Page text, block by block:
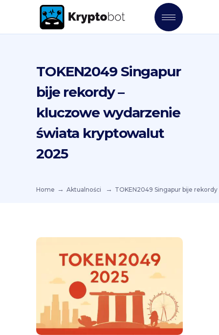
TOKEN2049 Singapur
bije rekordy –
kluczowe wydarzenie
świata kryptowalut
2025
Home Aktualności TOKEN2049 Singapur bije